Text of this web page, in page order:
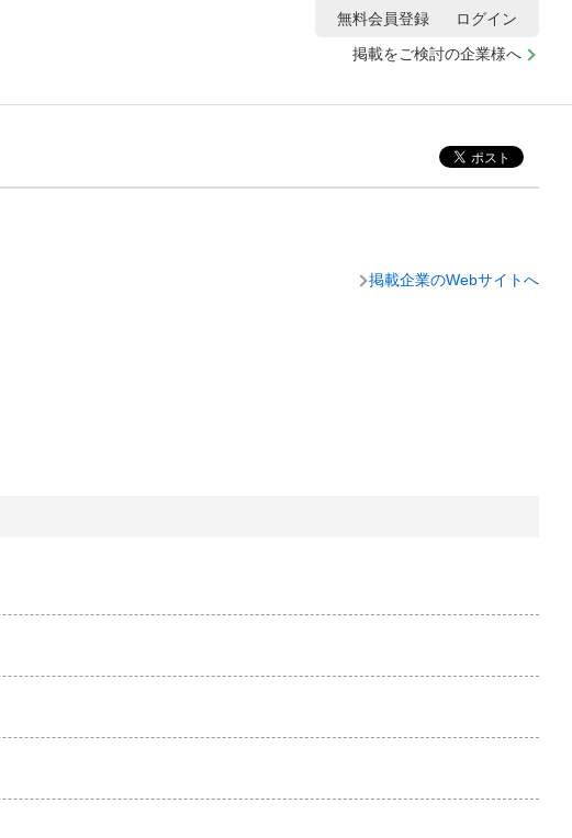
掲載をご検討の企業様へ
無料会員登録 ログイン
掲載企業のWebサイトへ